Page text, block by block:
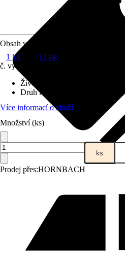
Prodej přes:HORNBACH
Obsah v kg
1 kg
12 kg
č. výrobku
Životní fáze
Druh krmiva
Kompletní krmivo
Více informací o zboží
Množství (ks)
ks